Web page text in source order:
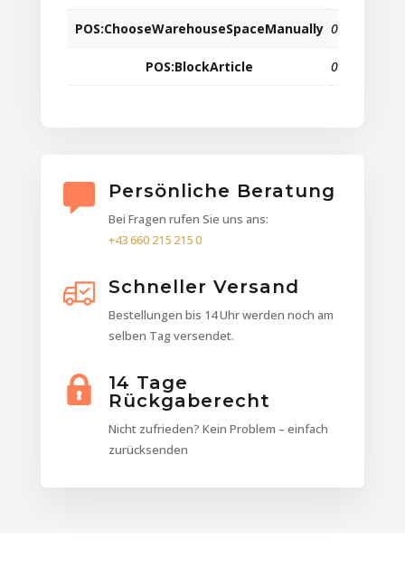
POS:ChooseWarehouseSpaceManually 0
POS:BlockArticle 0
Persönliche Beratung
Bei Fragen rufen Sie uns ans:
+43 660 215 215 0
Schneller Versand
Bestellungen bis 14 Uhr werden noch am
selben Tag versendet.
14 Tage
Rückgaberecht
Nicht zufrieden? Kein Problem – einfach
zurücksenden